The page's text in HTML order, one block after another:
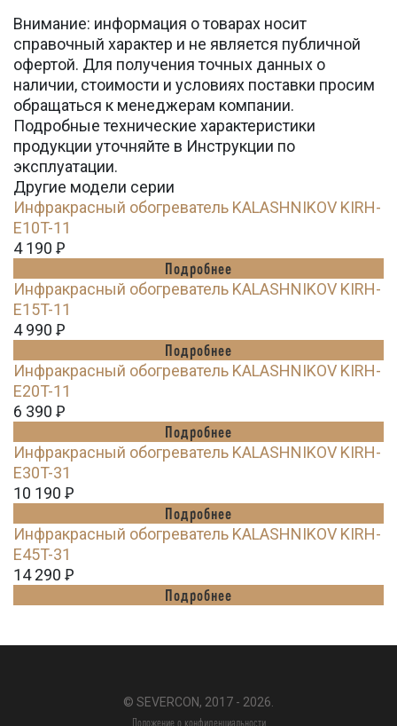
Внимание: информация о товарах носит
справочный характер и не является публичной
офертой. Для получения точных данных о
наличии, стоимости и условиях поставки просим
обращаться к менеджерам компании.
Подробные технические характеристики
продукции уточняйте в Инструкции по
эксплуатации.
Другие модели серии
Инфракрасный обогреватель KALASHNIKOV KIRH-
E10T-11
4 190 Ꝑ
Подробнее
Инфракрасный обогреватель KALASHNIKOV KIRH-
E15T-11
4 990 Ꝑ
Подробнее
Инфракрасный обогреватель KALASHNIKOV KIRH-
E20T-11
6 390 Ꝑ
Подробнее
Инфракрасный обогреватель KALASHNIKOV KIRH-
E30T-31
10 190 Ꝑ
Подробнее
Инфракрасный обогреватель KALASHNIKOV KIRH-
E45T-31
14 290 Ꝑ
Подробнее
© SEVERCON, 2017 - 2026.
Положение о конфиденциальности